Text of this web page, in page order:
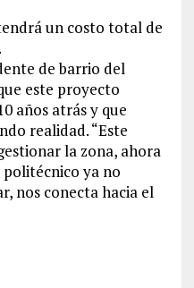
un costo total de
de barrio del
este proyecto
años atrás y que
realidad. “Este
la zona, ahora
ya no
nos conecta hacia el